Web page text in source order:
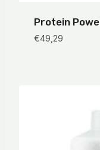
Protein
€49,29